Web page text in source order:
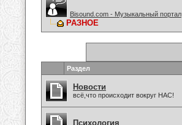
Bisound.com - Музыкальный портал
РАЗНОЕ
Раздел
Новости
всё,что происходит вокруг НАС!
Психология